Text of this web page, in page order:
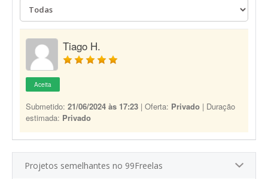
Tiago H.
Aceita
Submetido: 21/06/2024 às 17:23 | Oferta: Privado | Duração
estimada: Privado
Projetos semelhantes no 99Freelas